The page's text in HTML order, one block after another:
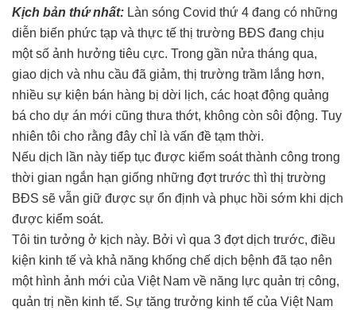
Kịch bản thứ nhất: Làn sóng Covid thứ 4 đang có những
diễn biến phức tạp và thực tế thị trường BĐS đang chịu
một số ảnh hưởng tiêu cực. Trong gần nửa tháng qua,
giao dịch và nhu cầu đã giảm, thị trường trầm lắng hơn,
nhiều sự kiện bán hàng bị dời lịch, các hoạt động quảng
bá cho dự án mới cũng thưa thớt, không còn sôi động. Tuy
nhiên tôi cho rằng đây chỉ là vấn đề tạm thời.
Nếu dịch lần này tiếp tục được kiểm soát thành công trong
thời gian ngắn hạn giống những đợt trước thì thị trường
BĐS sẽ vẫn giữ được sự ổn định và phục hồi sớm khi dịch
được kiểm soát.
Tôi tin tưởng ở kịch này. Bởi vì qua 3 đợt dịch trước, điều
kiện kinh tế và khả năng khống chế dịch bệnh đã tạo nên
một hình ảnh mới của Việt Nam về năng lực quản trị công,
quản trị nền kinh tế. Sự tăng trưởng kinh tế của Việt Nam